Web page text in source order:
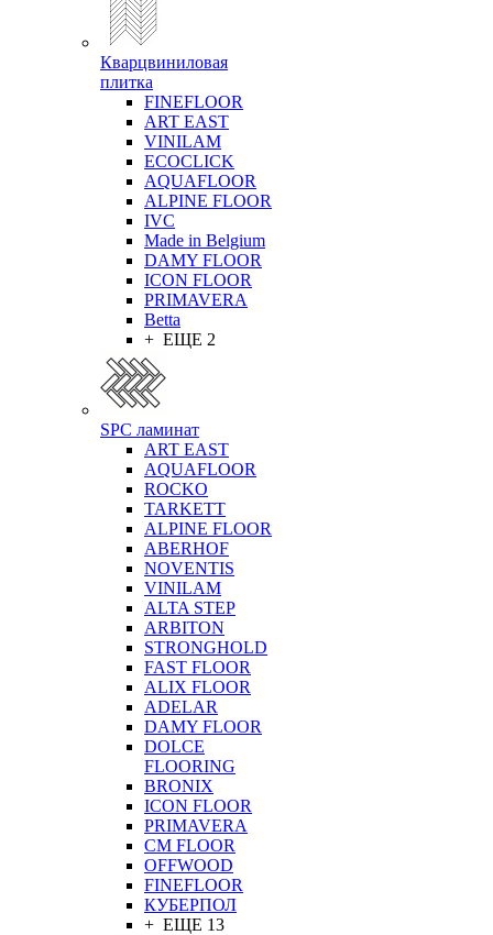
Кварцвиниловая
плитка
FINEFLOOR
ART EAST
VINILAM
ECOCLICK
AQUAFLOOR
ALPINE FLOOR
IVC
Made in Belgium
DAMY FLOOR
ICON FLOOR
PRIMAVERA
Betta
+ ЕЩЕ 2
SPC ламинат
ART EAST
AQUAFLOOR
ROCKO
TARKETT
ALPINE FLOOR
ABERHOF
NOVENTIS
VINILAM
ALTA STEP
ARBITON
STRONGHOLD
FAST FLOOR
ALIX FLOOR
ADELAR
DAMY FLOOR
DOLCE
FLOORING
BRONIX
ICON FLOOR
PRIMAVERA
CM FLOOR
OFFWOOD
FINEFLOOR
КУБЕРПОЛ
+ ЕЩЕ 13